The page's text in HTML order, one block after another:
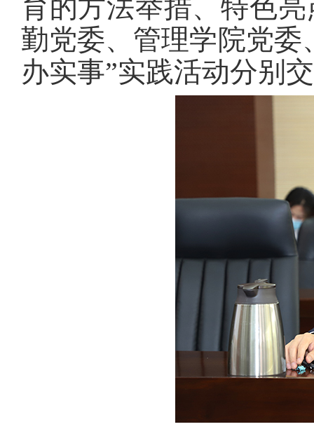
育的方法举措、特色
勤党委、管理学院党委
办实事”实践活动分别